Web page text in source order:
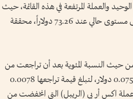
والعملة المرتفعة في هذه القائمة، حيث
تمكنت من الصعود من مستواها السابق البالغ 69 دولاراً إلى مستوى حالي عند 73.26 دولاراً، محققة
حيث النسبة المئوية بعد أن تراجعت من
سعرها السابق البالغ 0.0828 دولار إلى قيمة حالية بلغت 0.075 دولار، لتبلغ قيمة تراجعها 0.0078
9.42 %. كما لحقت بها عملة اكس أر بي (الريبل) التي انخفضت من